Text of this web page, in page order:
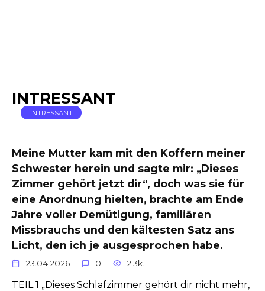
INTRESSANT
INTRESSANT
Meine Mutter kam mit den Koffern meiner
Schwester herein und sagte mir: „Dieses
Zimmer gehört jetzt dir“, doch was sie für
eine Anordnung hielten, brachte am Ende
Jahre voller Demütigung, familiären
Missbrauchs und den kältesten Satz ans
Licht, den ich je ausgesprochen habe.
23.04.2026 0 2.3k.
TEIL 1 „Dieses Schlafzimmer gehört dir nicht mehr,